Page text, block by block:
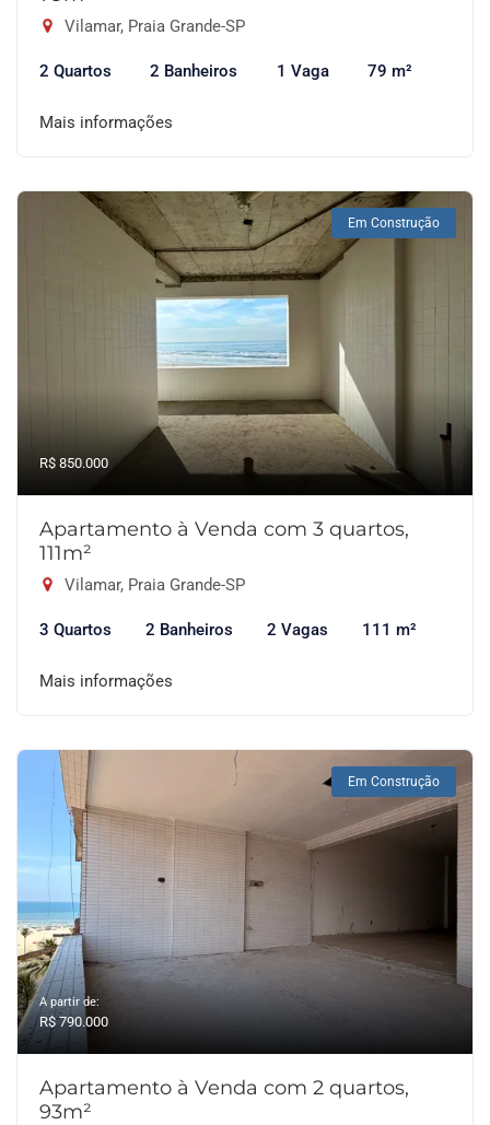
Vilamar, Praia Grande-SP
2 Quartos 2 Banheiros 1 Vaga 79 m²
Mais informações
Em Construção
R$ 850.000
Apartamento à Venda com 3 quartos,
111m²
Vilamar, Praia Grande-SP
3 Quartos 2 Banheiros 2 Vagas 111 m²
Mais informações
Em Construção
A partir de:
R$ 790.000
Apartamento à Venda com 2 quartos,
93m²